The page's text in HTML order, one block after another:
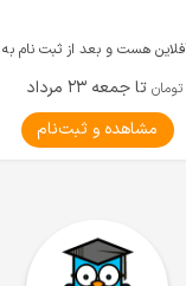
تومان تا جمعه ۲۳ مرداد
مشاهده و ثبت‌نام